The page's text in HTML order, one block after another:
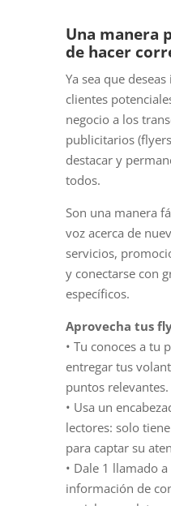
Una manera
de hacer
Ya sea que
clientes
negocio a los
publicitarios
destacar y
todos.
Son una manera
voz acerca de
servicios,
y conectarse con
específicos.
Aprovecha tus
• Tu conoces a tu
entregar tus
puntos relevantes.
• Usa un
lectores: solo
para captar su
• Dale 1 llamado
información de